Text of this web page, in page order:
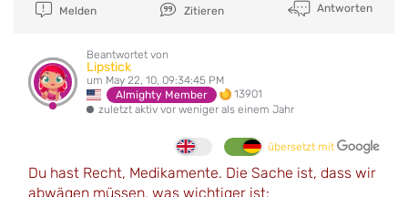
Melden Zitieren Antworten
Beantwortet von
Lipstick
um May 22, 10, 09:34:45 PM
Almighty Member
13901
zuletzt aktiv vor weniger als einem Jahr
übersetzt mit
Du hast Recht, Medikamente. Die Sache ist, dass wir
abwägen müssen, was wichtiger ist: